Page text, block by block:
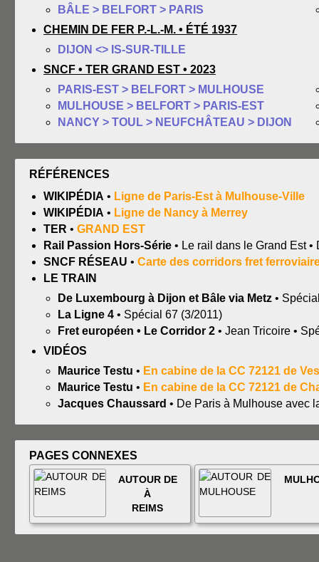
BÂLE > BELFORT > PARIS
CHEMIN DE FER P.-L.-M. • ÉTÉ 1937
DIJON <> IS-SUR-TILLE
SNCF • TER GRAND EST • 2023
PARIS-EST > BELFORT > MULHOUSE
MULHOUSE > BELFORT > PARIS-EST
NANCY > TOUL > NEUFCHÂTEAU > DIJON
RÉFÉRENCES
WIKIPÉDIA • Ligne de Paris-Est à Mulhouse-Ville
WIKIPÉDIA • Ligne de Nancy à Merrey
TER • GRAND EST
Rail Passion Hors-Série • Le rail dans le Grand Est
SNCF RÉSEAU • Carte des corridors fret
LE TRAIN
De Luxembourg à Dijon et Bâle via Metz •
La Ligne 4 • Spécial 67 (3/2011)
Fret européen • Le Corridor 2 • Jean Tricoire •
VIDÉOS
Maurice Testu • En cabine de la CC 72121 de
Maurice Testu • En cabine de la CC 72121 de
Jacques Chaussard • De Paris à Mulhouse avec
PAGES CONNEXES
AUTOUR DE
À
REIMS